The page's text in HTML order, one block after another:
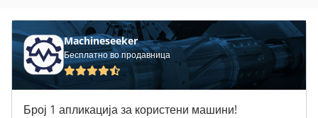
Machineseeker
Бесплатно во продавница
Број 1 апликација за користени машини!